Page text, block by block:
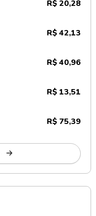
R$ 20,28
R$ 42,13
R$ 40,96
R$ 13,51
R$ 75,39